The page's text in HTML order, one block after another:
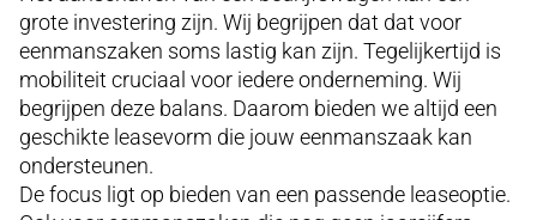
grote investering zijn. Wij begrijpen dat dat voor
eenmanszaken soms lastig kan zijn. Tegelijkertijd is
mobiliteit cruciaal voor iedere onderneming. Wij
begrijpen deze balans. Daarom bieden we altijd een
geschikte leasevorm die jouw eenmanszaak kan
ondersteunen.
De focus ligt op bieden van een passende leaseoptie.